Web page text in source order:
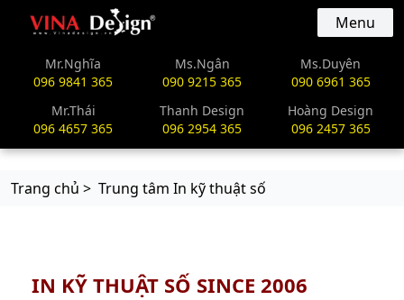
vinadesign.vn Menu
Mr.Nghĩa
096 9841 365
Ms.Ngân
090 9215 365
Ms.Duyên
090 6961 365
Mr.Thái
096 4657 365
Thanh Design
096 2954 365
Hoàng Design
096 2457 365
Trang chủ > Trung tâm In kỹ thuật số
IN KỸ THUẬT SỐ SINCE 2006